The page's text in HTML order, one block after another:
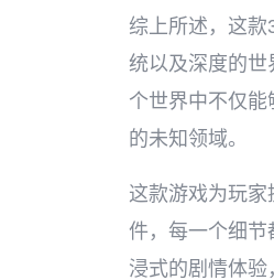
综上所述，这
统以及深度的
个世界中不仅
的未知领域。
这款游戏为玩
件，每一个细
浸式的剧情体